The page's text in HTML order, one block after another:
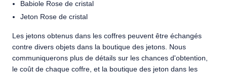
Babiole Rose de cristal
Jeton Rose de cristal
Les jetons obtenus dans les coffres peuvent être échangés
contre divers objets dans la boutique des jetons. Nous
communiquerons plus de détails sur les chances d'obtention,
le coût de chaque coffre, et la boutique des jeton dans les